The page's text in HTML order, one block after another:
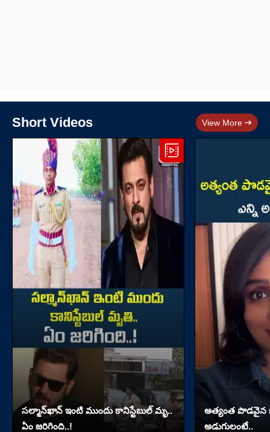
Short Videos View More
సల్మాన్‌ఖాన్‌ ఇంటి ముందు కానిస్టేబుల్‌ మృ..
ఏం జరిగింది..!
అత్యంత పొడవైన
అడుగులంటే..